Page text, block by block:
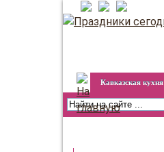
Кавказская кухня